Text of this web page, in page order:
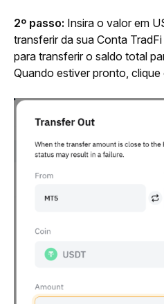
2º passo: Insira o valor em
transferir da sua Conta
para transferir o saldo total
Quando estiver pronto, clique